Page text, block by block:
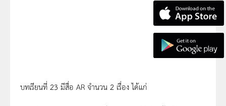
บทเรียนที่ 23 มีสื่อ AR จำนวน 2 เรื่อง ได้แก่